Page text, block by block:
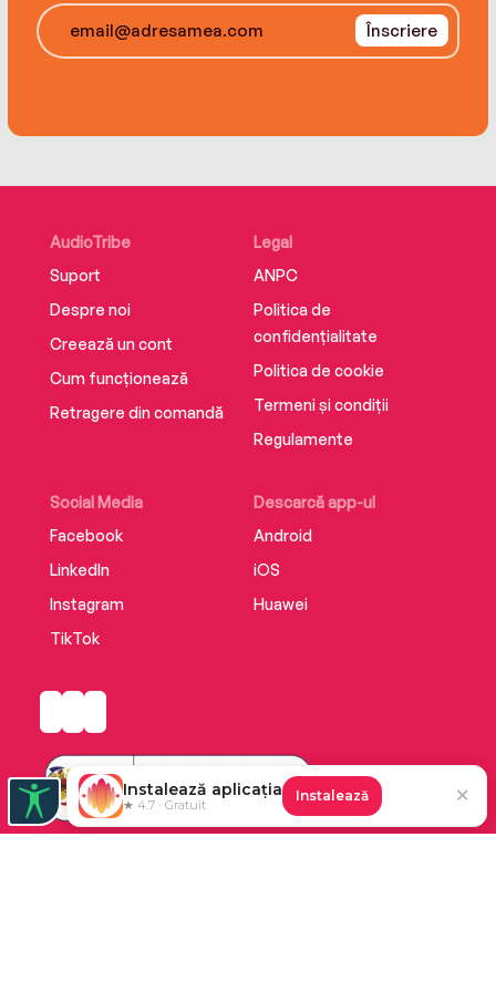
Înscriere
AudioTribe
Suport
Despre noi
Creează un cont
Cum funcționează
Retragere din comandă
Social Media
Facebook
LinkedIn
Instagram
TikTok
Descarcă app-ul
Android
iOS
Huawei
Legal
ANPC
Politica de
confidențialitate
Politica de cookie
Termeni și condiții
Regulamente
Instalează aplicația
★ 4.7 · Gratuit
Instalează ✕